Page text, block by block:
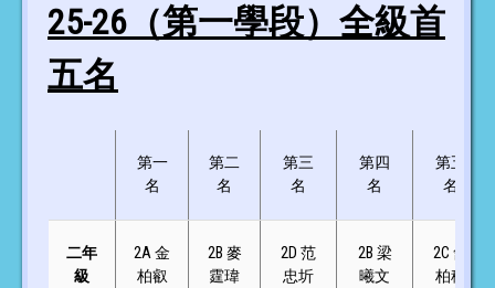
25-26（第一學段）全級首
五名
第一
名
第二
名
第三
名
第四
名
第五
名
二年
級
2A 金
柏叡
2B 麥
霆瑋
2D 范
忠圻
2B 梁
曦文
2C 舒
柏稀